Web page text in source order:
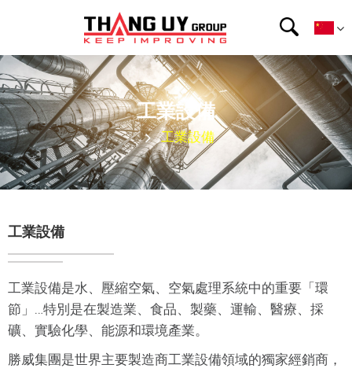
工業設備
工業設備
工業設備
工業設備是水、壓縮空氣、空氣處理系統中的重要「環
節」…特別是在製造業、食品、製藥、運輸、醫療、採
礦、實驗化學、能源和環境產業。
勝威集團是世界主要製造商工業設備領域的獨家經銷商，